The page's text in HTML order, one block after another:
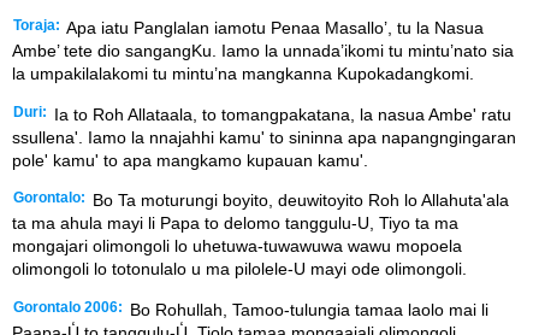
Toraja: Apa iatu Panglalan iamotu Penaa Masallo’, tu la Nasua
Ambe’ tete dio sangangKu. Iamo la unnada’ikomi tu mintu’nato sia
la umpakilalakomi tu mintu’na mangkanna Kupokadangkomi.
Duri:
Ia to Roh Allataala, to tomangpakatana, la nasua Ambe' ratu
ssullena'. Iamo la nnajahhi kamu' to sininna apa napangngingaran
pole' kamu' to apa mangkamo kupauan kamu'.
Gorontalo:
Bo Ta moturungi boyito, deuwitoyito Roh lo Allahuta'ala
ta ma ahula mayi li Papa to delomo tanggulu-U, Tiyo ta ma
mongajari olimongoli lo uhetuwa-tuwawuwa wawu mopoela
olimongoli lo totonulalo u ma pilolele-U mayi ode olimongoli.
Gorontalo 2006:
Bo Rohullah, Tamoo-tulungia tamaa laolo mai li